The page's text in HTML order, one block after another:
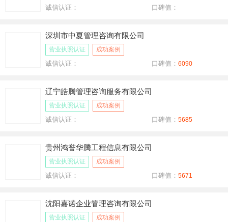
诚信认证： 口碑值：
深圳市中夏管理咨询有限公司
营业执照认证 成功案例
诚信认证： 口碑值：6090
辽宁皓腾管理咨询服务有限公司
营业执照认证 成功案例
诚信认证： 口碑值：5685
贵州鸿誉华腾工程信息有限公司
营业执照认证 成功案例
诚信认证： 口碑值：5671
沈阳嘉诺企业管理咨询有限公司
营业执照认证 成功案例